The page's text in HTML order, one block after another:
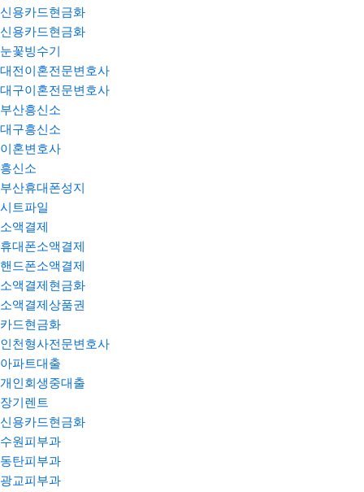
신용카드현금화
신용카드현금화
눈꽃빙수기
대전이혼전문변호사
대구이혼전문변호사
부산흥신소
대구흥신소
이혼변호사
흥신소
부산휴대폰성지
시트파일
소액결제
휴대폰소액결제
핸드폰소액결제
소액결제현금화
소액결제상품권
카드현금화
인천형사전문변호사
아파트대출
개인회생중대출
장기렌트
신용카드현금화
수원피부과
동탄피부과
광교피부과